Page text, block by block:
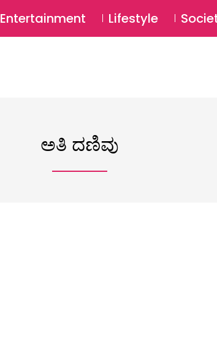
Entertainment Lifestyle
ಅತಿ ದಣಿವು